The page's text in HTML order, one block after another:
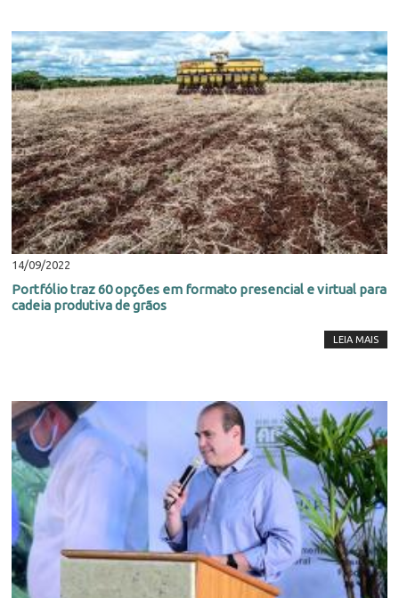
14/09/2022
Portfólio traz 60 opções em formato presencial e virtual para
cadeia produtiva de grãos
LEIA MAIS